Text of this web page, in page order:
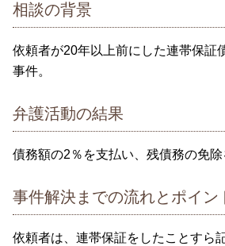
相談の背景
依頼者が20年以上前にした連帯保証
事件。
弁護活動の結果
債務額の2％を支払い、残債務の免除
事件解決までの流れとポイン
依頼者は、連帯保証をしたことすら